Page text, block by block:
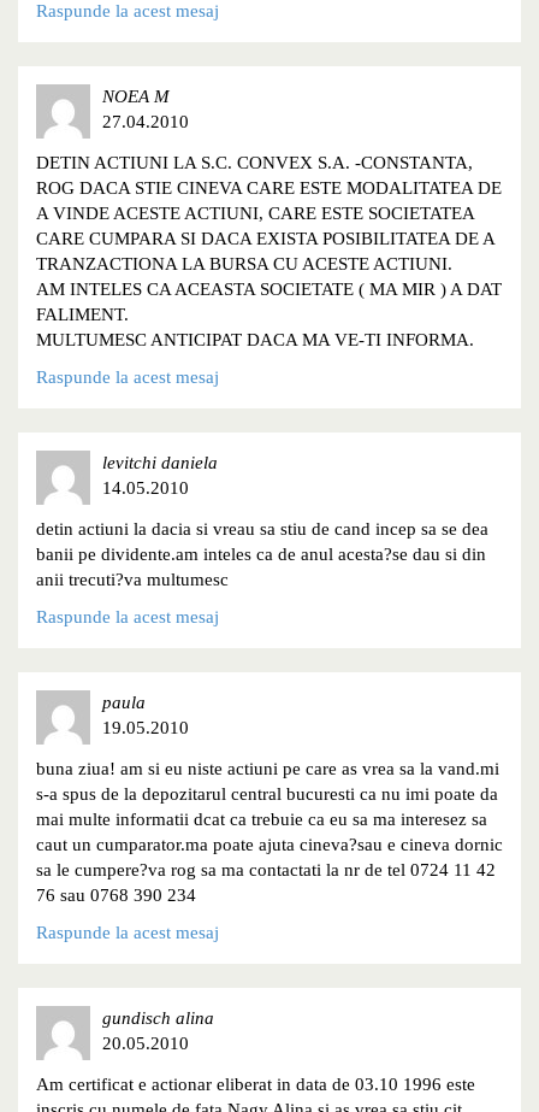
Raspunde la acest mesaj
NOEA M
27.04.2010
DETIN ACTIUNI LA S.C. CONVEX S.A. -CONSTANTA,
ROG DACA STIE CINEVA CARE ESTE MODALITATEA DE
A VINDE ACESTE ACTIUNI, CARE ESTE SOCIETATEA
CARE CUMPARA SI DACA EXISTA POSIBILITATEA DE A
TRANZACTIONA LA BURSA CU ACESTE ACTIUNI.
AM INTELES CA ACEASTA SOCIETATE ( MA MIR ) A DAT
FALIMENT.
MULTUMESC ANTICIPAT DACA MA VE-TI INFORMA.
Raspunde la acest mesaj
levitchi daniela
14.05.2010
detin actiuni la dacia si vreau sa stiu de cand incep sa se dea
banii pe dividente.am inteles ca de anul acesta?se dau si din
anii trecuti?va multumesc
Raspunde la acest mesaj
paula
19.05.2010
buna ziua! am si eu niste actiuni pe care as vrea sa la vand.mi
s-a spus de la depozitarul central bucuresti ca nu imi poate da
mai multe informatii dcat ca trebuie ca eu sa ma interesez sa
caut un cumparator.ma poate ajuta cineva?sau e cineva dornic
sa le cumpere?va rog sa ma contactati la nr de tel 0724 11 42
76 sau 0768 390 234
Raspunde la acest mesaj
gundisch alina
20.05.2010
Am certificat e actionar eliberat in data de 03.10 1996 este